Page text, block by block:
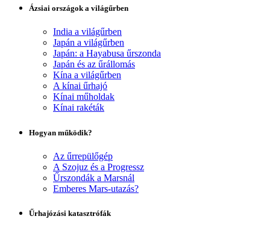
Ázsiai országok a világűrben
India a világűrben
Japán a világűrben
Japán: a Hayabusa űrszonda
Japán és az űrállomás
Kína a világűrben
A kínai űrhajó
Kínai műholdak
Kínai rakéták
Hogyan működik?
Az űrrepülőgép
A Szojuz és a Progressz
Űrszondák a Marsnál
Emberes Mars-utazás?
Űrhajózási katasztrófák